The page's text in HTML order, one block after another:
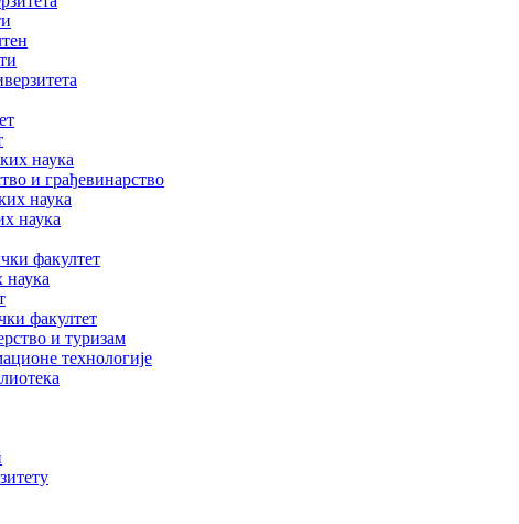
наука
и грађевинарство
наука
наука
факултет
наука
факултет
и туризам
технологије